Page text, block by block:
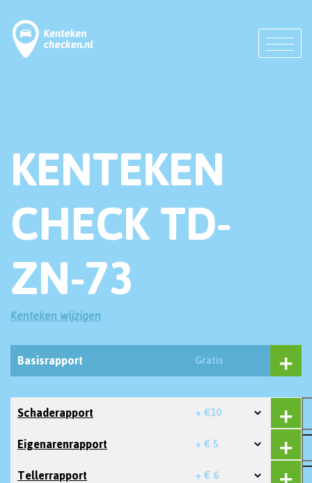
KENTEKEN
CHECK TD-
ZN-73
Kenteken wijzigen
Basisrapport Gratis
Schaderapport + €10
Eigenarenrapport + € 5
Tellerrapport + € 6